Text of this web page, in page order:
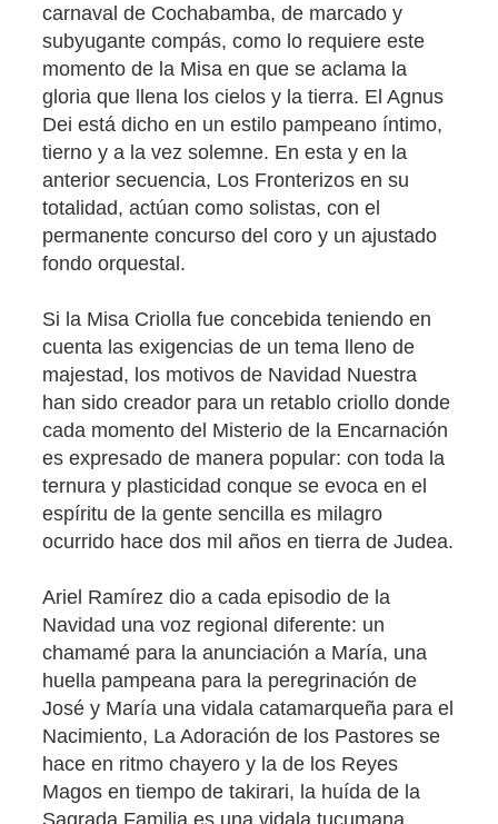
carnaval de Cochabamba, de marcado y
subyugante compás, como lo requiere este
momento de la Misa en que se aclama la
gloria que llena los cielos y la tierra. El Agnus
Dei está dicho en un estilo pampeano íntimo,
tierno y a la vez solemne. En esta y en la
anterior secuencia, Los Fronterizos en su
totalidad, actúan como solistas, con el
permanente concurso del coro y un ajustado
fondo orquestal.
Si la Misa Criolla fue concebida teniendo en
cuenta las exigencias de un tema lleno de
majestad, los motivos de Navidad Nuestra
han sido creador para un retablo criollo donde
cada momento del Misterio de la Encarnación
es expresado de manera popular: con toda la
ternura y plasticidad conque se evoca en el
espíritu de la gente sencilla es milagro
ocurrido hace dos mil años en tierra de Judea.
Ariel Ramírez dio a cada episodio de la
Navidad una voz regional diferente: un
chamamé para la anunciación a María, una
huella pampeana para la peregrinación de
José y María una vidala catamarqueña para el
Nacimiento, La Adoración de los Pastores se
hace en ritmo chayero y la de los Reyes
Magos en tiempo de takirari, la huída de la
Sagrada Familia es una vidala tucumana...